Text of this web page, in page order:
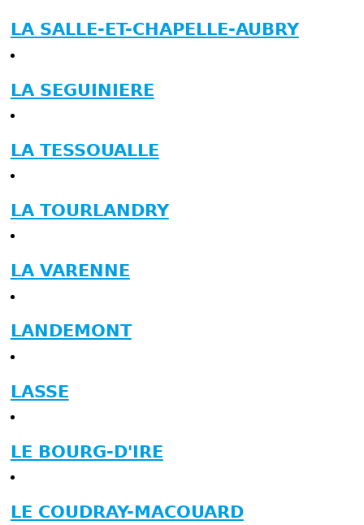
LA SALLE-ET-CHAPELLE-AUBRY
LA SEGUINIERE
LA TESSOUALLE
LA TOURLANDRY
LA VARENNE
LANDEMONT
LASSE
LE BOURG-D'IRE
LE COUDRAY-MACOUARD